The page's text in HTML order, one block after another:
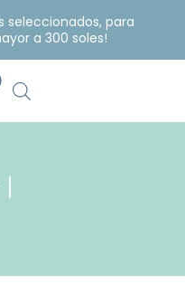
seleccionados, para
a 300 soles!